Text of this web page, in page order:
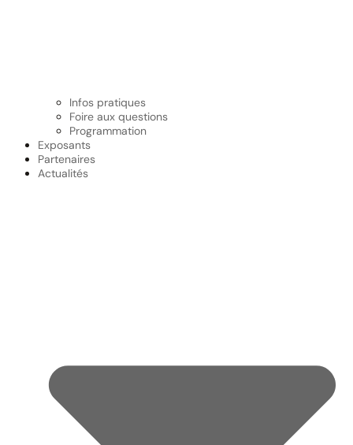
Infos pratiques
Foire aux questions
Programmation
Exposants
Partenaires
Actualités